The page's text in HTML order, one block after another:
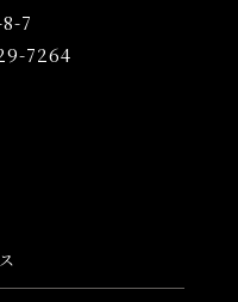
8-7
7264